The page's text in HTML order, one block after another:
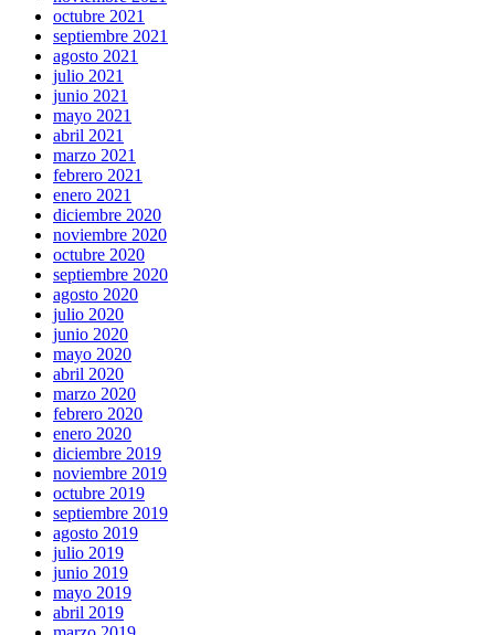
octubre 2021
septiembre 2021
agosto 2021
julio 2021
junio 2021
mayo 2021
abril 2021
marzo 2021
febrero 2021
enero 2021
diciembre 2020
noviembre 2020
octubre 2020
septiembre 2020
agosto 2020
julio 2020
junio 2020
mayo 2020
abril 2020
marzo 2020
febrero 2020
enero 2020
diciembre 2019
noviembre 2019
octubre 2019
septiembre 2019
agosto 2019
julio 2019
junio 2019
mayo 2019
abril 2019